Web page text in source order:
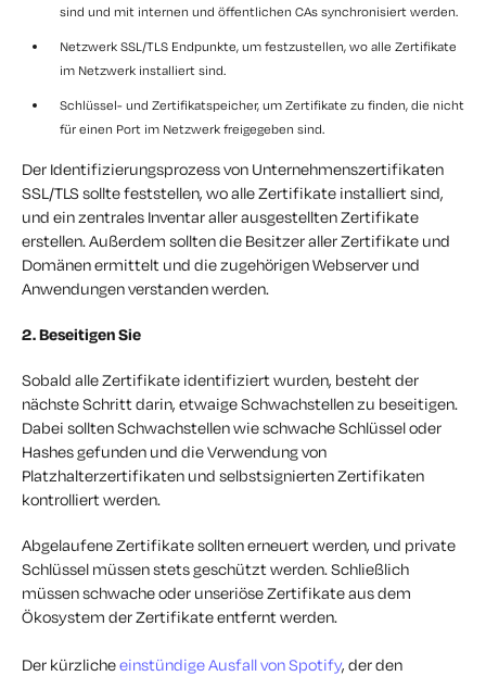
sind und mit internen und öffentlichen CAs synchronisiert werden.
Netzwerk SSL/TLS Endpunkte, um festzustellen, wo alle Zertifikate
im Netzwerk installiert sind.
Schlüssel- und Zertifikatspeicher, um Zertifikate zu finden, die nicht
für einen Port im Netzwerk freigegeben sind.
Der Identifizierungsprozess von Unternehmenszertifikaten
SSL/TLS sollte feststellen, wo alle Zertifikate installiert sind,
und ein zentrales Inventar aller ausgestellten Zertifikate
erstellen. Außerdem sollten die Besitzer aller Zertifikate und
Domänen ermittelt und die zugehörigen Webserver und
Anwendungen verstanden werden.
2. Beseitigen Sie
Sobald alle Zertifikate identifiziert wurden, besteht der
nächste Schritt darin, etwaige Schwachstellen zu beseitigen.
Dabei sollten Schwachstellen wie schwache Schlüssel oder
Hashes gefunden und die Verwendung von
Platzhalterzertifikaten und selbstsignierten Zertifikaten
kontrolliert werden.
Abgelaufene Zertifikate sollten erneuert werden, und private
Schlüssel müssen stets geschützt werden. Schließlich
müssen schwache oder unseriöse Zertifikate aus dem
Ökosystem der Zertifikate entfernt werden.
Der kürzlicheeinstündige Ausfall von Spotify, der den